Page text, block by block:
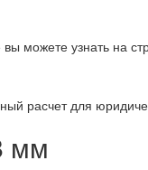
можете узнать на
расчет для
мм